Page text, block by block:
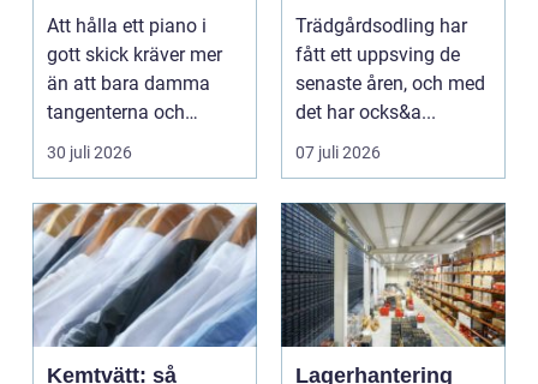
expert för ditt
piano
Att hålla ett piano i
gott skick kräver mer
än att bara damma
tangenterna och
stänga locket försikti...
30 juli 2026
Trädgårdsodling har
fått ett uppsving de
senaste åren, och med
det har ocks&a...
07 juli 2026
Kemtvätt: så
Lagerhantering